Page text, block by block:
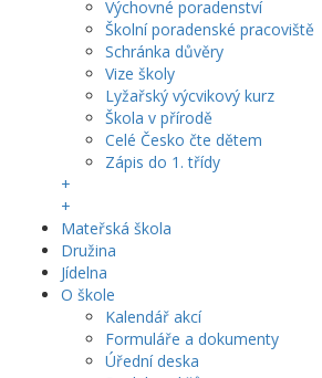
Výchovné poradenství
Školní poradenské pracoviště
Schránka důvěry
Vize školy
Lyžařský výcvikový kurz
Škola v přírodě
Celé Česko čte dětem
Zápis do 1. třídy
+
+
Mateřská škola
Družina
Jídelna
O škole
Kalendář akcí
Formuláře a dokumenty
Úřední deska